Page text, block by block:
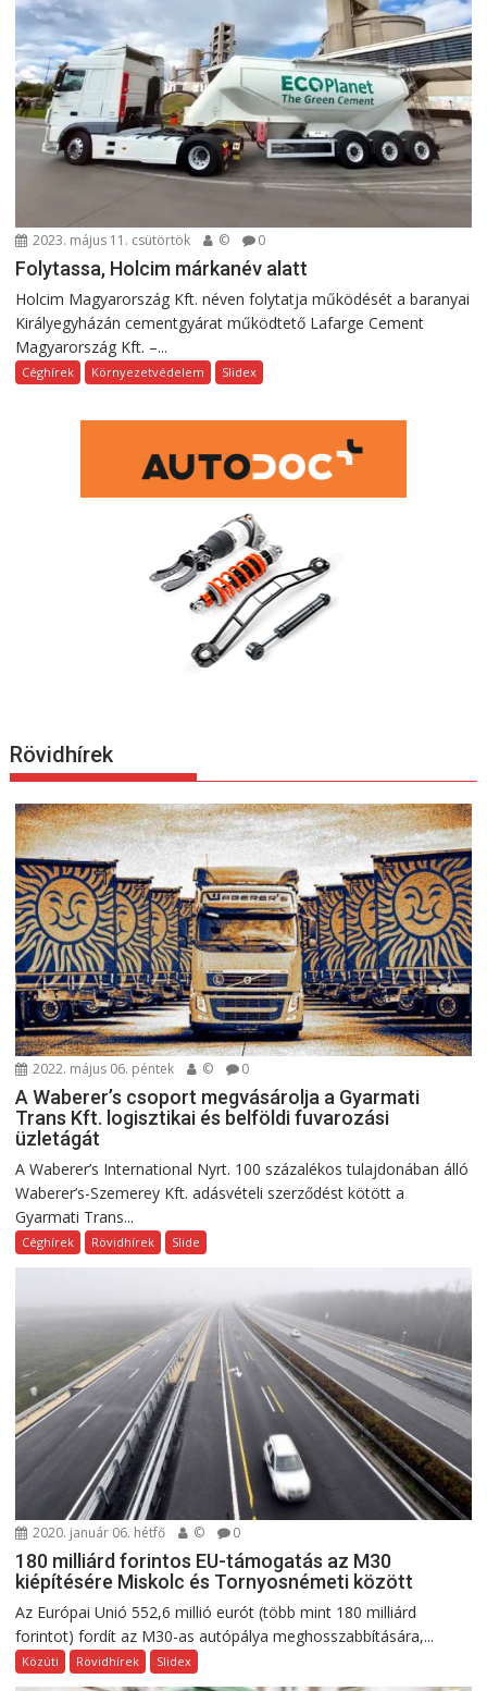
2023. május 11. csütörtök © 0
Folytassa, Holcim márkanév alatt
Holcim Magyarország Kft. néven folytatja működését a baranyai
Királyegyházán cementgyárat működtető Lafarge Cement
Magyarország Kft. –...
Céghírek Környezetvédelem Slidex
Rövidhírek
2022. május 06. péntek © 0
A Waberer’s csoport megvásárolja a Gyarmati
Trans Kft. logisztikai és belföldi fuvarozási
üzletágát
A Waberer’s International Nyrt. 100 százalékos tulajdonában álló
Waberer’s-Szemerey Kft. adásvételi szerződést kötött a
Gyarmati Trans...
Céghírek Rövidhírek Slide
2020. január 06. hétfő © 0
180 milliárd forintos EU-támogatás az M30
kiépítésére Miskolc és Tornyosnémeti között
Az Európai Unió 552,6 millió eurót (több mint 180 milliárd
forintot) fordít az M30-as autópálya meghosszabbítására,...
Közúti Rövidhírek Slidex